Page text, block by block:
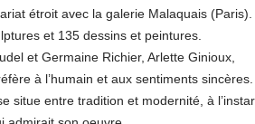
étroit avec la galerie Malaquais (Paris).
et 135 dessins et peintures.
et Germaine Richier, Arlette Ginioux,
à l’humain et aux sentiments sincères.
situe entre tradition et modernité, à l’instar